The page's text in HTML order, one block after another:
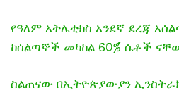
የዓለም አትሌቲክስ አንደኛ ደረጃ
ከሰልጣኞች መካከል 60% ሴቶች
ስልጠናው በኢትዮጵያውያን